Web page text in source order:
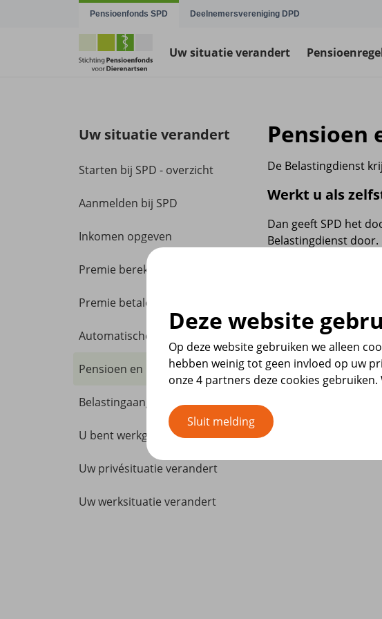
Navigatie overslaanPensioenfonds SPD Deelnemersvereniging DPD
Uw situatie verandert
Uw situatie verandert
Starten bij SPD - overzicht
Aanmelden bij SPD
Inkomen opgeven
Premie berekenen
Premie betalen
Automatische incasso
Pensioen en belasting
Belastingaangifte
U bent werkgever
Uw privésituatie verandert
Uw werksituatie verandert
Pensioen
De Belastingdienst
Werkt u als
Dan geeft SPD het
Belastingdienst door.
januari 2018 moet
aan de
U mag uw
u deze premie
Doe tijdig uw
U voorkomt dan dat
hoge premie
Deze website
Op deze website gebruiken we alleen
hebben weinig tot geen invloed op uw
onze 4 partners deze cookies
Sluit melding